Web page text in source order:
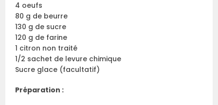
4 oeufs
80 g de beurre
130 g de sucre
120 g de farine
1 citron non traité
1/2 sachet de levure chimique
Sucre glace (facultatif)
Préparation :